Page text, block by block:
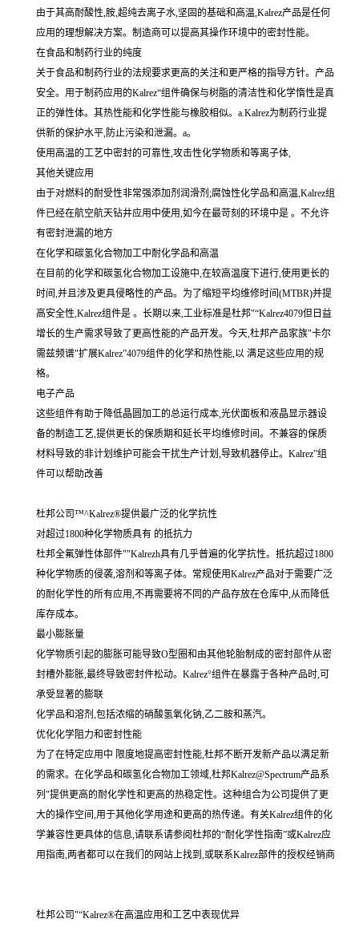
由于其高耐酸性,胺,超纯去离子水,坚固的基础和高温,Kalrez产品是任何
应用的理想解决方案。制造商可以提高其操作环境中的密封性能。
在食品和制药行业的纯度
关于食品和制药行业的法规要求更高的关注和更严格的指导方针。产品
安全。用于制药应用的Kalrez“组件确保与树脂的清洁性和化学惰性是真
正的弹性体。其热性能和化学性能与橡胶相似。a.Kalrez为制药行业提
供新的保护水平,防止污染和泄漏。a。
使用高温的工艺中密封的可靠性,攻击性化学物质和等离子体,
其他关键应用
由于对燃料的耐受性非常强添加剂润滑剂;腐蚀性化学品和高温,Kalrez组
件已经在航空航天钻井应用中使用,如今在最苛刻的环境中是 。不允许
有密封泄漏的地方
在化学和碳氢化合物加工中耐化学品和高温
在目前的化学和碳氢化合物加工设施中,在较高温度下进行,使用更长的
时间,并且涉及更具侵略性的产品。为了缩短平均维修时间(MTBR)并提
高安全性,Kalrez组件是 。长期以来,工业标准是杜邦"“Kalrez4079但日益
增长的生产需求导致了更高性能的产品开发。今天,杜邦产品家族"卡尔
需兹频谱"扩展Kalrez”4079组件的化学和热性能,以 满足这些应用的规
格。
电子产品
这些组件有助于降低晶圆加工的总运行成本,光伏面板和液晶显示器设
备的制造工艺,提供更长的保质期和延长平均维修时间。不兼容的保质
材料导致的非计划维护可能会干扰生产计划,导致机器停止。Kalrez”组
件可以帮助改善
杜邦公司™^Kalrez®提供最广泛的化学抗性
对超过1800种化学物质具有 的抵抗力
杜邦全氟弹性体部件""Kalrezh具有几乎普遍的化学抗性。抵抗超过1800
种化学物质的侵袭,溶剂和等离子体。常规使用Kalrez产品对于需要广泛
的耐化学性的所有应用,不再需要将不同的产品存放在仓库中,从而降低
库存成本。
最小膨胀量
化学物质引起的膨胀可能导致O型圈和由其他轮胎制成的密封部件从密
封槽外膨胀,最终导致密封件松动。Kalrez°组件在暴露于各种产品时,可
承受显著的膨联
化学品和溶剂,包括浓缩的硝酸氢氧化钠,乙二胺和蒸汽。
优化化学阻力和密封性能
为了在特定应用中 限度地提高密封性能,杜邦不断开发新产品以满足新
的需求。在化学品和碳氢化合物加工领域,杜邦Kalrez@Spectrum产品系
列"提供更高的耐化学性和更高的热稳定性。这种组合为公司提供了更
大的操作空间,用于其他化学用途和更高的热传递。有关Kalrez组件的化
学兼容性更具体的信息,请联系请参阅杜邦的“耐化学性指南”或Kalrez应
用指南,两者都可以在我们的网站上找到,或联系Kalrez部件的授权经销商
杜邦公司"“Kalrez®在高温应用和工艺中表现优异